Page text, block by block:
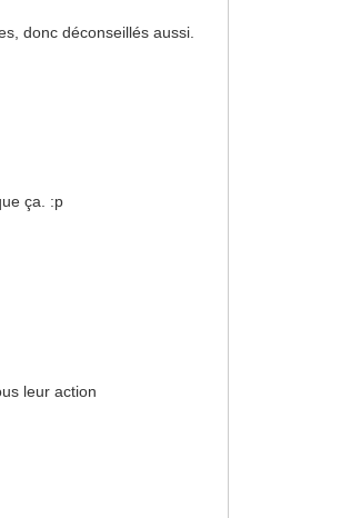
donc déconseillés aussi.
ça. :p
leur action